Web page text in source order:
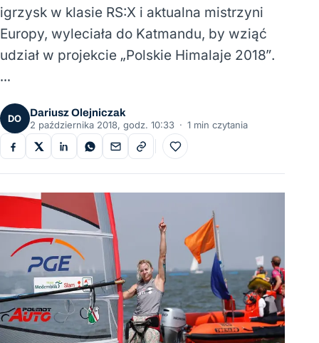
igrzysk w klasie RS:X i aktualna mistrzyni
Europy, wyleciała do Katmandu, by wziąć
udział w projekcie „Polskie Himalaje 2018”.
…
DO
Dariusz Olejniczak
2 października 2018, godz. 10:33 · 1 min czytania
Do ulubionych